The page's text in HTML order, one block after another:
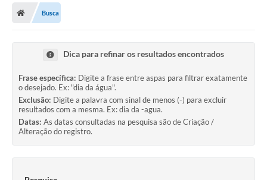
Legislação
Carta de Serviços
Turismo
Portal de Leis
Busca
Dica para refinar os resultados encontrados
Frase específica: Digite a frase entre aspas para filtrar exatamente
o desejado. Ex: "dia da água".
Exclusão: Digite a palavra com sinal de menos (-) para excluir
resultados com a mesma. Ex: dia da -agua.
Datas: As datas consultadas na pesquisa são de Criação /
Alteração do registro.